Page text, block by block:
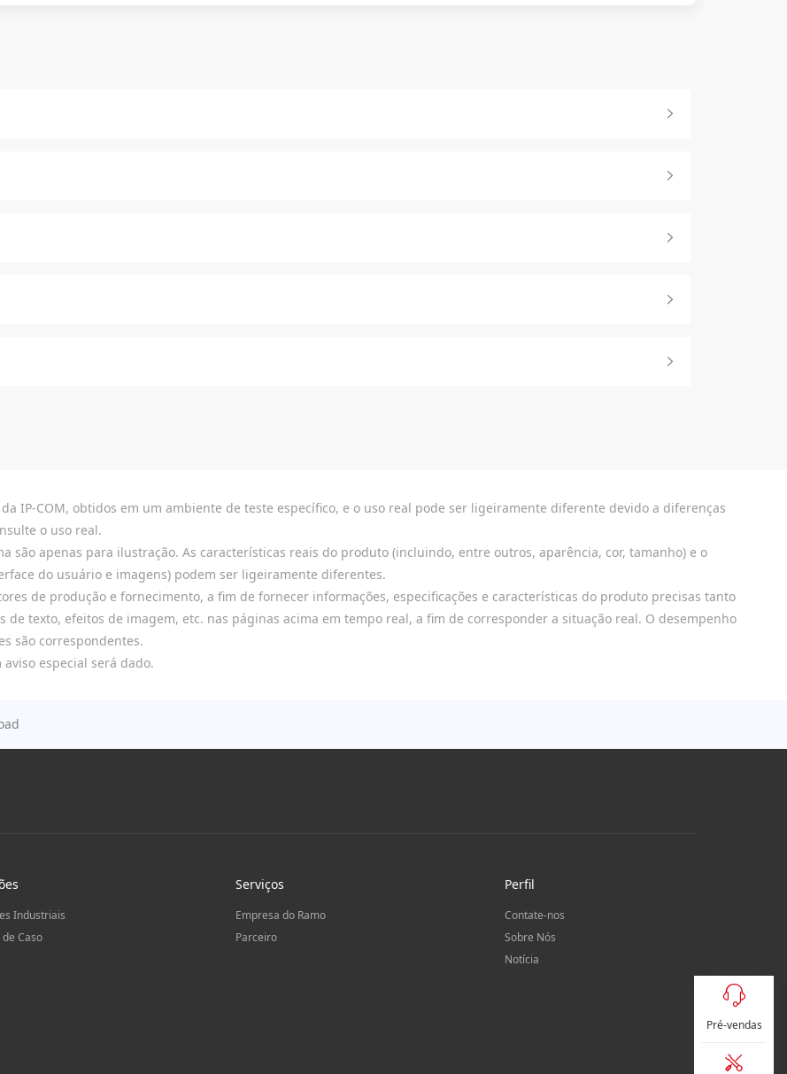
IP-COM, obtidos em um ambiente de teste específico, e o uso real pode ser ligeiramente diferente devido a diferenças
o uso real.
são apenas para ilustração. As características reais do produto (incluindo, entre outros, aparência, cor, tamanho) e o
do usuário e imagens) podem ser ligeiramente diferentes.
de produção e fornecimento, a fim de fornecer informações, especificações e características do produto precisas tanto
de texto, efeitos de imagem, etc. nas páginas acima em tempo real, a fim de corresponder a situação real. O desempenho
são correspondentes.
especial será dado.
Industriais
Caso
Serviços
Empresa do Ramo
Parceiro
Perfil
Contate-nos
Sobre Nós
Notícia
Pré-vendas